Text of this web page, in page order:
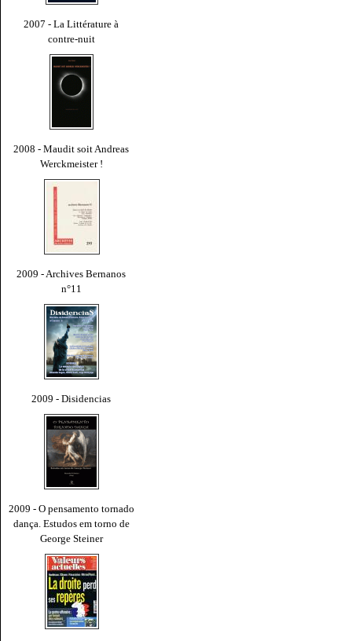
2007 - La Littérature à
contre-nuit
2008 - Maudit soit Andreas
Werckmeister !
2009 - Archives Bernanos
n°11
2009 - Disidencias
2009 - O pensamento tornado
dança. Estudos em torno de
George Steiner